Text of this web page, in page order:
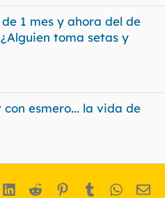
1 mes y ahora del de
toma setas y
esmero... la vida de
LinkedIn
Reddit Pinterest
Tumblr